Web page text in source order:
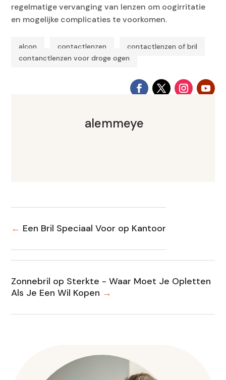
regelmatige vervanging van lenzen om oogirritatie
en mogelijke complicaties te voorkomen.
alcon contactlenzen contactlenzen of bril
contanctlenzen voor droge ogen
alemmeye
← Een Bril Speciaal Voor op Kantoor
Zonnebril op Sterkte - Waar Moet Je Opletten
Als Je Een Wil Kopen →